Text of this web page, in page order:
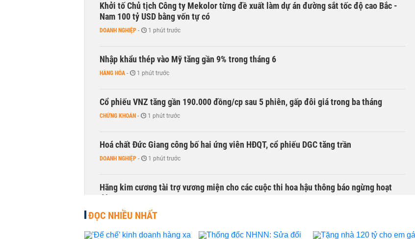
Khởi tố Chủ tịch Công ty Mekolor từng đề xuất làm dự án đường sắt tốc độ cao Bắc -
Nam 100 tỷ USD bằng vốn tự có
DOANH NGHIỆP - 1 phút trước
Nhập khẩu thép vào Mỹ tăng gần 9% trong tháng 6
HÀNG HÓA - 1 phút trước
Cổ phiếu VNZ tăng gần 190.000 đồng/cp sau 5 phiên, gấp đôi giá trong ba tháng
CHỨNG KHOÁN - 1 phút trước
Hoá chất Đức Giang công bố hai ứng viên HĐQT, cổ phiếu DGC tăng trần
DOANH NGHIỆP - 1 phút trước
Hãng kim cương tài trợ vương miện cho các cuộc thi hoa hậu thông báo ngừng hoạt
động
KINH DOANH - 1 phút trước
ĐỌC NHIỀU NHẤT